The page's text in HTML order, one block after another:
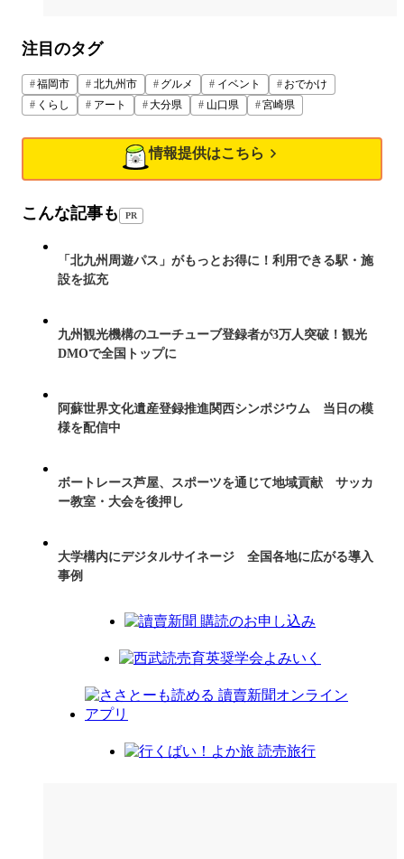
注目のタグ
福岡市 北九州市 グルメ イベント
おでかけ
くらし
アート 大分県 山口県 宮崎県
情報提供はこちら
こんな記事も PR
「北九州周遊パス」がもっとお得に！利用できる駅・施
設を拡充
九州観光機構のユーチューブ登録者が3万人突破！観光
DMOで全国トップに
阿蘇世界文化遺産登録推進関西シンポジウム 当日の模
様を配信中
ボートレース芦屋、スポーツを通じて地域貢献 サッカ
ー教室・大会を後押し
大学構内にデジタルサイネージ 全国各地に広がる導入
事例